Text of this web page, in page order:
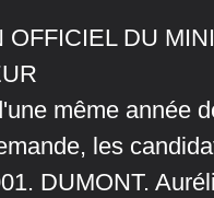
OFFICIEL DU
même année
les
DUMONT.